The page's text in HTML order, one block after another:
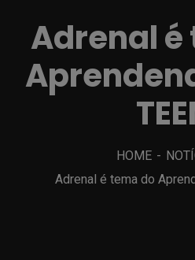
Adrenal é
HOME
Adrenal é tema do